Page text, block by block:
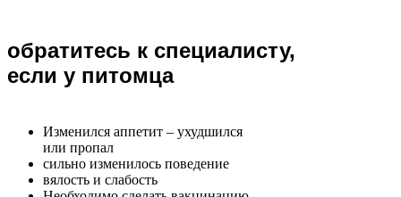
обратитесь к специалисту,
если у питомца
Изменился аппетит – ухудшился
или пропал
сильно изменилось поведение
вялость и слабость